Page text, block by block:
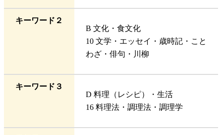
キーワード２
B 文化・食文化
10 文学・エッセイ・歳時記・こと
わざ・俳句・川柳
キーワード３
D 料理（レシピ）・生活
16 料理法・調理法・調理学